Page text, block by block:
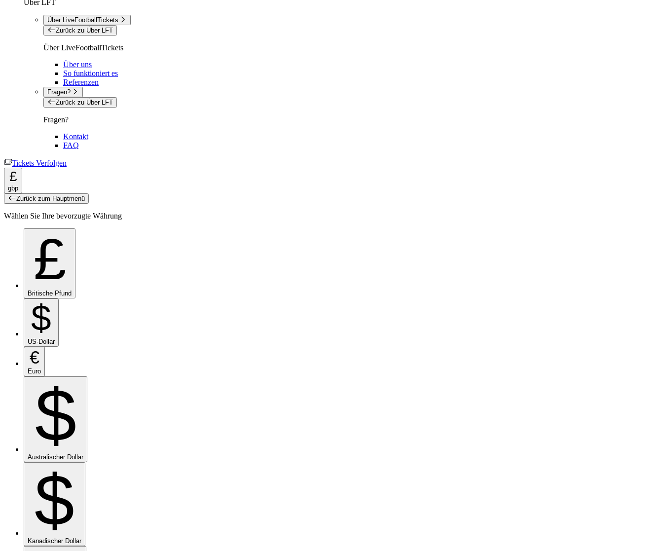
Über LFT
Über LiveFootballTickets
Zurück zu Über LFT
Über LiveFootballTickets
Über uns
So funktioniert es
Referenzen
Fragen?
Zurück zu Über LFT
Fragen?
Kontakt
FAQ
Tickets Verfolgen
£
gbp
Zurück zum Hauptmenü
Wählen Sie Ihre bevorzugte Währung
£
Britische Pfund
$
US-Dollar
€
Euro
$
Australischer Dollar
$
Kanadischer Dollar